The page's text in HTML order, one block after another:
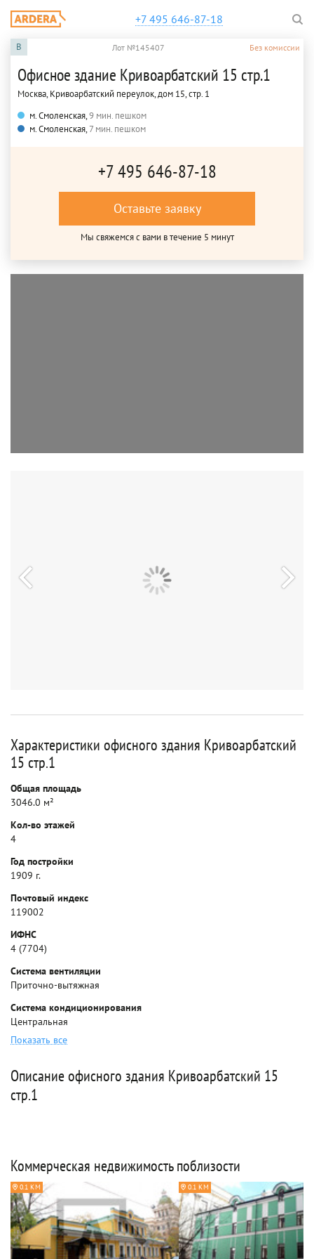
+7 495 646-87-18
B Лот №145407 Без комиссии
Офисное здание Кривоарбатский 15 стр.1
Москва, Кривоарбатский переулок, дом 15, стр. 1
м. Смоленская,9 мин. пешком
м. Смоленская,7 мин. пешком
+7 495 646-87-18
Оставьте заявку
Мы свяжемся с вами в течение 5 минут
Характеристики офисного здания Кривоарбатский
15 стр.1
Общая площадь
3046.0 м²
Кол-во этажей
4
Год постройки
1909 г.
Почтовый индекс
119002
ИФНС
4 (7704)
Система вентиляции
Приточно-вытяжная
Система кондиционирования
Центральная
Показать все
Описание офисного здания Кривоарбатский 15
стр.1
Коммерческая недвижимость поблизости
0.1 КМ 0.1 КМ